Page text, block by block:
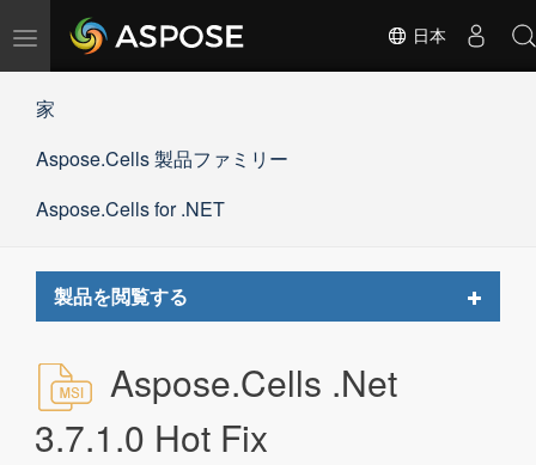
ナ
ー
ョ
の
日本
家
Aspose.Cells 製品ファミリー
Aspose.Cells for .NET
製品を閲覧する
Toggle
Aspose.Cells .Net
3.7.1.0 Hot Fix